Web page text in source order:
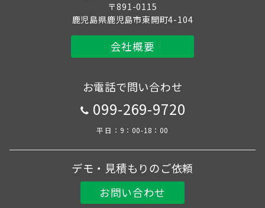
〒891-0115
鹿児島県鹿児島市東開町4-104
会社概要
お電話で問い合わせ
099-269-9720
平日：9：00-18：00
デモ・見積もりのご依頼
お問い合わせ